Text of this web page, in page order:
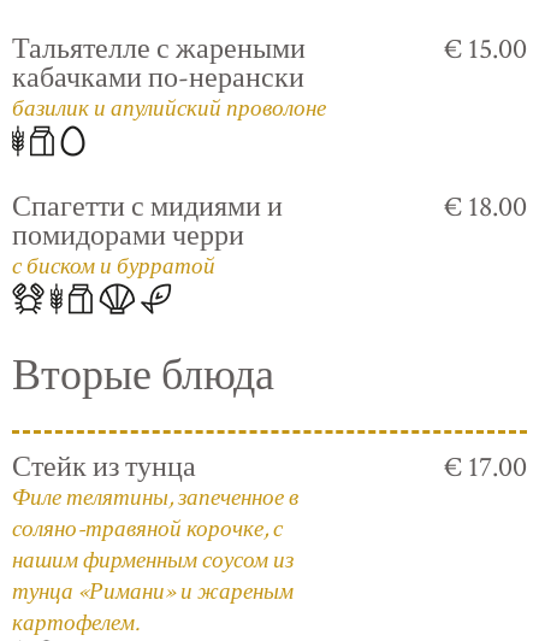
Тальятелле с жареными
кабачками по-нерански
базилик и апулийский проволоне
€ 15.00
Спагетти с мидиями и
помидорами черри
с биском и бурратой
€ 18.00
Вторые блюда
Стейк из тунца
Филе телятины, запеченное в
соляно-травяной корочке, с
нашим фирменным соусом из
тунца «Римани» и жареным
картофелем.
€ 17.00